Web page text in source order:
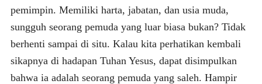
pemimpin. Memiliki harta, jabatan, dan usia muda,
sungguh seorang pemuda yang luar biasa bukan? Tidak
berhenti sampai di situ. Kalau kita perhatikan kembali
sikapnya di hadapan Tuhan Yesus, dapat disimpulkan
bahwa ia adalah seorang pemuda yang saleh. Hampir